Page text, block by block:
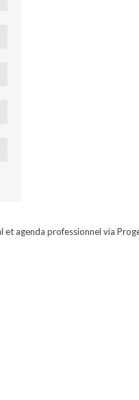
et agenda professionnel via